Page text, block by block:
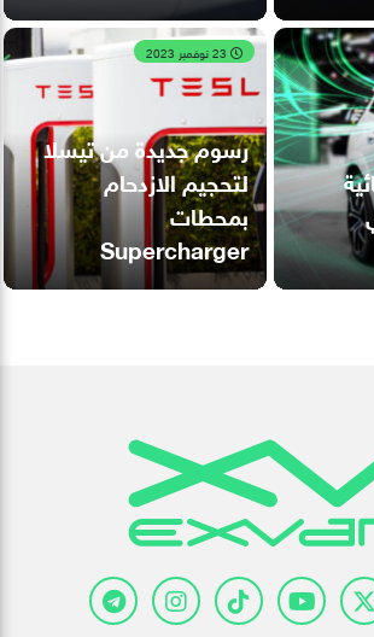
رسوم جديدة من تيسلا
لتحجيم الازدحام
بمحطات
Supercharger